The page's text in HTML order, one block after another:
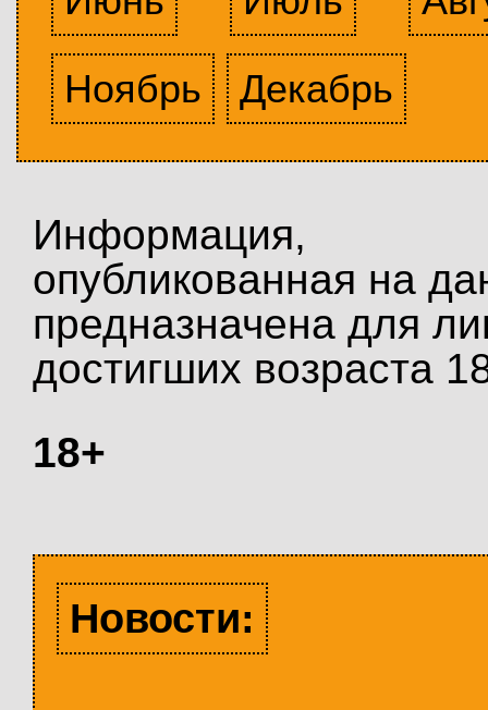
Ноябрь
Декабрь
Информация,
опубликованная на
предназначена для
достигших возраста
18+
Новости: